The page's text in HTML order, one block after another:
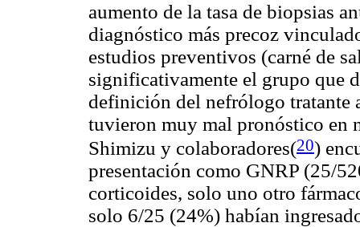
aumento de la tasa de biopsias
diagnóstico más precoz
estudios preventivos (carné de
significativamente el grupo que
definición del nefrólogo tratante
tuvieron muy mal pronóstico en
Shimizu y colaboradores(20)
presentación como GNRP (25/
corticoides, solo uno otro
solo 6/25 (24%) habían